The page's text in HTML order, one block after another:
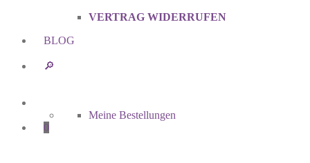
VERTRAG WIDERRUFEN
BLOG
🔎︎
Meine Bestellungen
0